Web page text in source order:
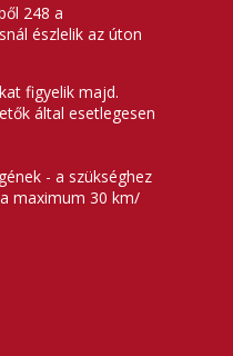
248 a
észlelik az úton
figyelik majd.
által esetlegesen
- a szükséghez
maximum 30 km/